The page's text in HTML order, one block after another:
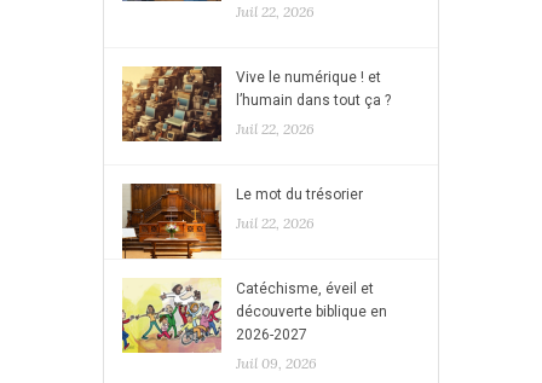
Juil 22, 2026
Vive le numérique ! et
l’humain dans tout ça ?
Juil 22, 2026
Le mot du trésorier
Juil 22, 2026
Catéchisme, éveil et
découverte biblique en
2026-2027
Juil 09, 2026